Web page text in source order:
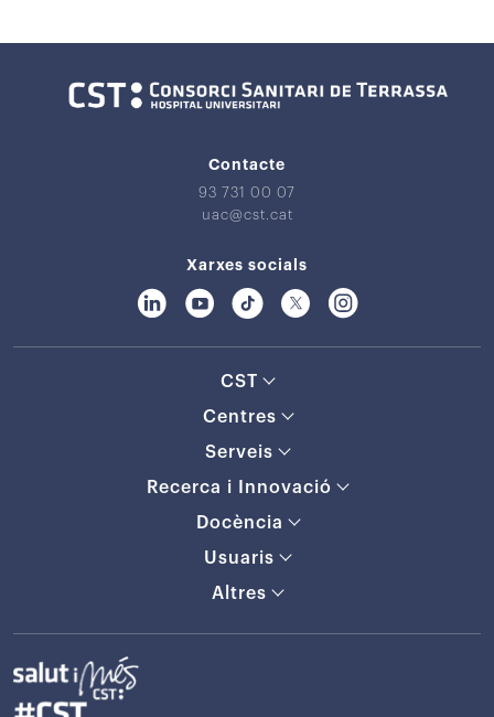
Contacte
93 731 00 07
uac@cst.cat
Xarxes socials
CST
Centres
Serveis
Recerca i Innovació
Docència
Usuaris
Altres